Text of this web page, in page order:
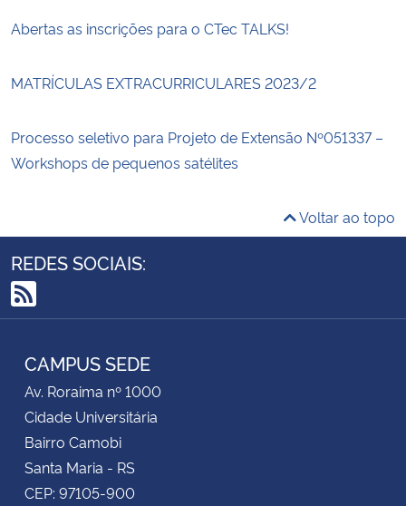
Abertas as inscrições para o CTec TALKS!
MATRÍCULAS EXTRACURRICULARES 2023/2
Processo seletivo para Projeto de Extensão Nº051337 –
Workshops de pequenos satélites
Voltar ao topo
REDES SOCIAIS:
RSS
CAMPUS SEDE
Av. Roraima nº 1000
Cidade Universitária
Bairro Camobi
Santa Maria - RS
CEP: 97105-900